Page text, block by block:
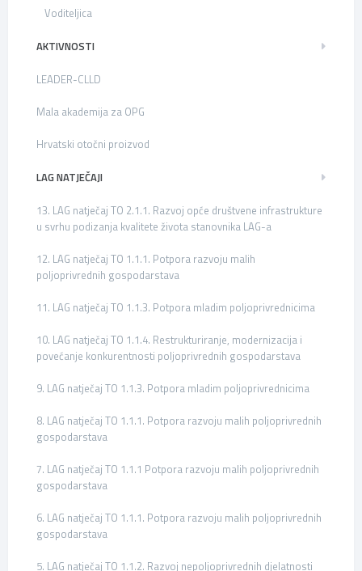
Voditeljica
AKTIVNOSTI
LEADER-CLLD
Mala akademija za OPG
Hrvatski otočni proizvod
LAG NATJEČAJI
13. LAG natječaj TO 2.1.1. Razvoj opće društvene infrastrukture
u svrhu podizanja kvalitete života stanovnika LAG-a
12. LAG natječaj TO 1.1.1. Potpora razvoju malih
poljoprivrednih gospodarstava
11. LAG natječaj TO 1.1.3. Potpora mladim poljoprivrednicima
10. LAG natječaj TO 1.1.4. Restrukturiranje, modernizacija i
povećanje konkurentnosti poljoprivrednih gospodarstava
9. LAG natječaj TO 1.1.3. Potpora mladim poljoprivrednicima
8. LAG natječaj TO 1.1.1. Potpora razvoju malih poljoprivrednih
gospodarstava
7. LAG natječaj TO 1.1.1 Potpora razvoju malih poljoprivrednih
gospodarstava
6. LAG natječaj TO 1.1.1. Potpora razvoju malih poljoprivrednih
gospodarstava
5. LAG natječaj TO 1.1.2. Razvoj nepoljoprivrednih djelatnosti